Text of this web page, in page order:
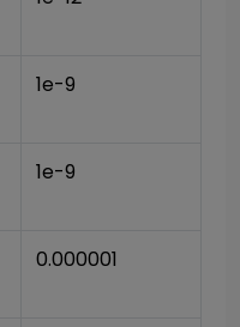
1e-9
1e-9
0.000001